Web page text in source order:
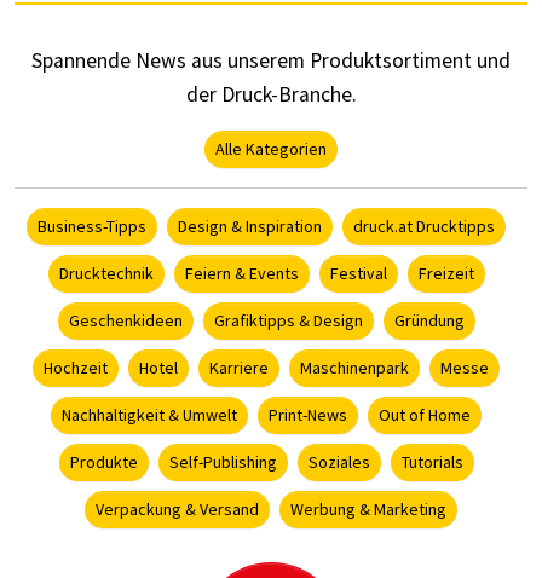
Spannende News aus unserem Produktsortiment und
der Druck-Branche.
Alle Kategorien
Business-Tipps Design & Inspiration druck.at Drucktipps
Drucktechnik Feiern & Events Festival Freizeit
Geschenkideen Grafiktipps & Design Gründung
Hochzeit Hotel Karriere Maschinenpark Messe
Nachhaltigkeit & Umwelt Print-News Out of Home
Produkte Self-Publishing Soziales Tutorials
Verpackung & Versand Werbung & Marketing